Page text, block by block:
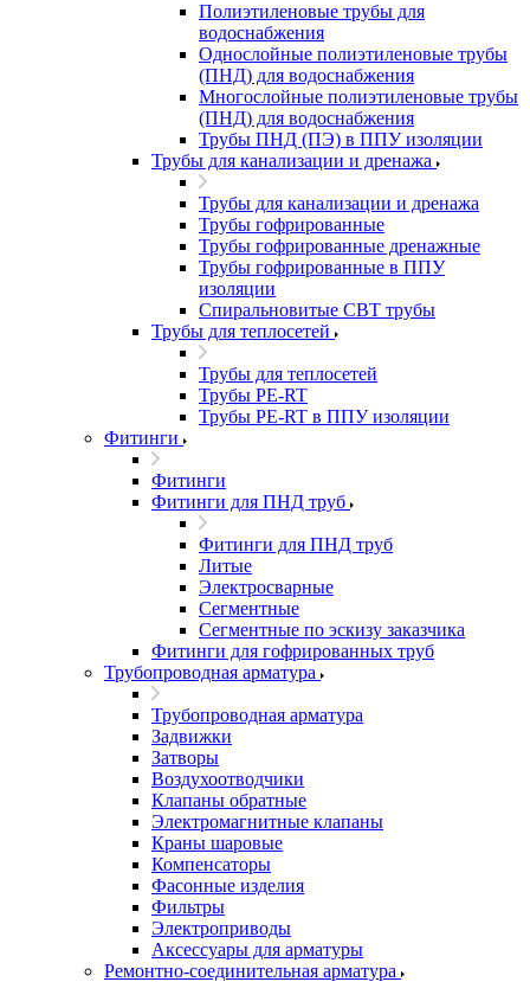
Полиэтиленовые трубы для
водоснабжения
Однослойные полиэтиленовые трубы
(ПНД) для водоснабжения
Многослойные полиэтиленовые трубы
(ПНД) для водоснабжения
Трубы ПНД (ПЭ) в ППУ изоляции
Трубы для канализации и дренажа
Трубы для канализации и дренажа
Трубы гофрированные
Трубы гофрированные дренажные
Трубы гофрированные в ППУ
изоляции
Спиральновитые СВТ трубы
Трубы для теплосетей
Трубы для теплосетей
Трубы PE-RT
Трубы PE-RT в ППУ изоляции
Фитинги
Фитинги
Фитинги для ПНД труб
Фитинги для ПНД труб
Литые
Электросварные
Сегментные
Сегментные по эскизу заказчика
Фитинги для гофрированных труб
Трубопроводная арматура
Трубопроводная арматура
Задвижки
Затворы
Воздухоотводчики
Клапаны обратные
Электромагнитные клапаны
Краны шаровые
Компенсаторы
Фасонные изделия
Фильтры
Электроприводы
Аксессуары для арматуры
Ремонтно-соединительная арматура